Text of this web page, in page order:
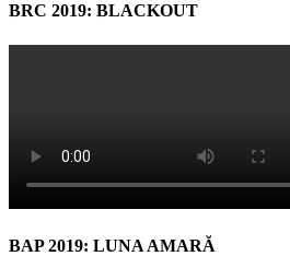
BRC 2019: BLACKOUT
BAP 2019: LUNA AMARĂ